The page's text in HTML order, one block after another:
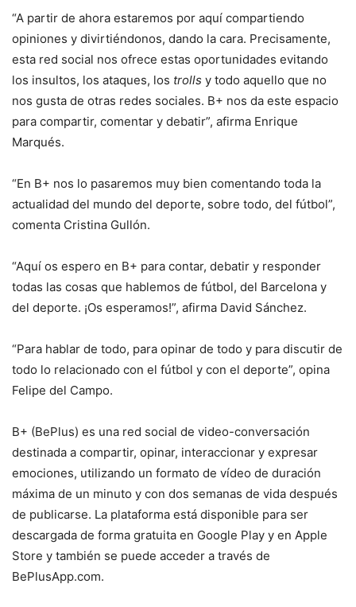
“A partir de ahora estaremos por aquí compartiendo
opiniones y divirtiéndonos, dando la cara. Precisamente,
esta red social nos ofrece estas oportunidades evitando
los insultos, los ataques, los trolls y todo aquello que no
nos gusta de otras redes sociales. B+ nos da este espacio
para compartir, comentar y debatir”, afirma Enrique
Marqués.
“En B+ nos lo pasaremos muy bien comentando toda la
actualidad del mundo del deporte, sobre todo, del fútbol”,
comenta Cristina Gullón.
“Aquí os espero en B+ para contar, debatir y responder
todas las cosas que hablemos de fútbol, del Barcelona y
del deporte. ¡Os esperamos!”, afirma David Sánchez.
“Para hablar de todo, para opinar de todo y para discutir de
todo lo relacionado con el fútbol y con el deporte”, opina
Felipe del Campo.
B+ (BePlus) es una red social de video-conversación
destinada a compartir, opinar, interaccionar y expresar
emociones, utilizando un formato de vídeo de duración
máxima de un minuto y con dos semanas de vida después
de publicarse. La plataforma está disponible para ser
descargada de forma gratuita en Google Play y en Apple
Store y también se puede acceder a través de
BePlusApp.com.